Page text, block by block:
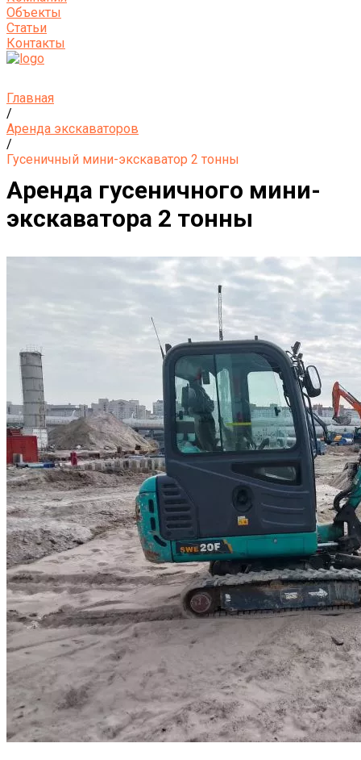
Объекты
Статьи
Контакты
Главная
/
Аренда экскаваторов
/
Гусеничный мини-экскаватор 2 тонны
Аренда гусеничного мини-
экскаватора 2 тонны